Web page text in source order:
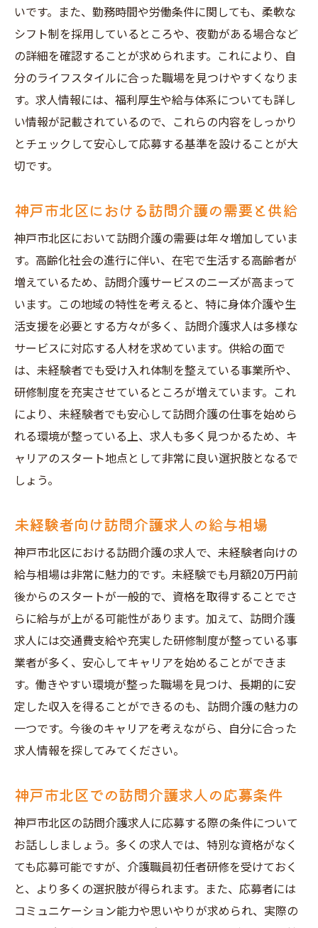
神戸市北区の訪問介護施設の種類
施設の雰囲気と文化を確認する方法
施設の評判と口コミの重要性
訪問介護施設の特色を把握する手段
神戸市北区の訪問介護施設の設備とサービ
未経験者歓迎神戸市北区で訪問介護求人を成功
未経験から学ぶことができる環境の選び方
神戸市北区での訪問介護のキャリアステッ
プ
求人選びで重視したい教育制度の有無
未経験者がスムーズに馴染むための心構え
神戸市北区の訪問介護現場での初日対策
未経験者が成功するための自己啓発方法
訪問介護の求人情報を活用して神戸市北区で新
たなキャリアを築こう
訪問介護業界でのキャリアパスの可能性
求人情報をもとにしたキャリアプランニン
めに
職場選びでのキャリアアップにつながる要
素
神戸市北区でキャリアを築くためのコミュ
ニティ活用
神戸市北区での訪問介護求人を通じて未経験か
らプロへの道を歩む
未経験からプロへ成長するためのステップ
プロとしての訪問介護スキルの習得方法
訪問介護のプロになるための実践的な経験
ャリアパス
プロとして活躍するために必要な資格と研
修
いです。また、勤務時間や労働条件に関しても、柔軟な
シフト制を採用しているところや、夜勤がある場合など
の詳細を確認することが求められます。これにより、自
分のライフスタイルに合った職場を見つけやすくなりま
す。求人情報には、福利厚生や給与体系についても詳し
い情報が記載されているので、これらの内容をしっかり
とチェックして安心して応募する基準を設けることが大
切です。
神戸市北区における訪問介護の需要と供給
神戸市北区において訪問介護の需要は年々増加していま
す。高齢化社会の進行に伴い、在宅で生活する高齢者が
増えているため、訪問介護サービスのニーズが高まって
います。この地域の特性を考えると、特に身体介護や生
活支援を必要とする方々が多く、訪問介護求人は多様な
サービスに対応する人材を求めています。供給の面で
は、未経験者でも受け入れ体制を整えている事業所や、
研修制度を充実させているところが増えています。これ
により、未経験者でも安心して訪問介護の仕事を始めら
れる環境が整っている上、求人も多く見つかるため、キ
ャリアのスタート地点として非常に良い選択肢となるで
しょう。
未経験者向け訪問介護求人の給与相場
神戸市北区における訪問介護の求人で、未経験者向けの
給与相場は非常に魅力的です。未経験でも月額20万円前
後からのスタートが一般的で、資格を取得することでさ
らに給与が上がる可能性があります。加えて、訪問介護
求人には交通費支給や充実した研修制度が整っている事
業者が多く、安心してキャリアを始めることができま
す。働きやすい環境が整った職場を見つけ、長期的に安
定した収入を得ることができるのも、訪問介護の魅力の
一つです。今後のキャリアを考えながら、自分に合った
求人情報を探してみてください。
神戸市北区での訪問介護求人の応募条件
神戸市北区の訪問介護求人に応募する際の条件について
お話ししましょう。多くの求人では、特別な資格がなく
ても応募可能ですが、介護職員初任者研修を受けておく
と、より多くの選択肢が得られます。また、応募者には
コミュニケーション能力や思いやりが求められ、実際の